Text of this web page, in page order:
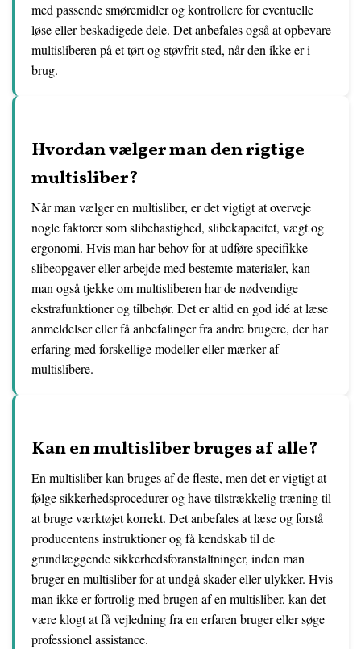
med passende smøremidler og kontrollere for eventuelle
løse eller beskadigede dele. Det anbefales også at opbevare
multisliberen på et tørt og støvfrit sted, når den ikke er i
brug.
Hvordan vælger man den rigtige
multisliber?
Når man vælger en multisliber, er det vigtigt at overveje
nogle faktorer som slibehastighed, slibekapacitet, vægt og
ergonomi. Hvis man har behov for at udføre specifikke
slibeopgaver eller arbejde med bestemte materialer, kan
man også tjekke om multisliberen har de nødvendige
ekstrafunktioner og tilbehør. Det er altid en god idé at læse
anmeldelser eller få anbefalinger fra andre brugere, der har
erfaring med forskellige modeller eller mærker af
multislibere.
Kan en multisliber bruges af alle?
En multisliber kan bruges af de fleste, men det er vigtigt at
følge sikkerhedsprocedurer og have tilstrækkelig træning til
at bruge værktøjet korrekt. Det anbefales at læse og forstå
producentens instruktioner og få kendskab til de
grundlæggende sikkerhedsforanstaltninger, inden man
bruger en multisliber for at undgå skader eller ulykker. Hvis
man ikke er fortrolig med brugen af en multisliber, kan det
være klogt at få vejledning fra en erfaren bruger eller søge
professionel assistance.